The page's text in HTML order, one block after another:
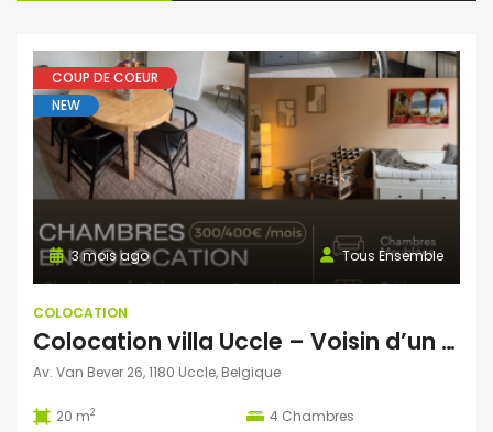
COUP DE COEUR
NEW
Tous Ensemble
3 mois ago
COLOCATION
Colocation villa Uccle – Voisin d’un centre pour adultes porteurs d’un handicap
Av. Van Bever 26, 1180 Uccle, Belgique
20 m2 4 Chambres